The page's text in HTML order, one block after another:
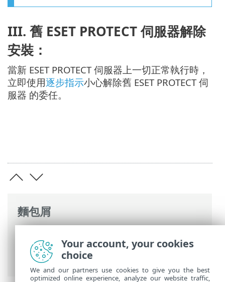
麵包屑
遷移並重新安裝 >在伺服器之間遷移> 全新
安裝 - 相同的 IP 位址
III. 舊 ESET PROTECT 伺服器解除
安裝：
當新 ESET PROTECT 伺服器上一切正常執行時，
立即使用逐步指示小心解除舊 ESET PROTECT 伺
服器 的委任。
Your account, your cookies
choice
We and our partners use cookies to give you the best
optimized online experience, analyze our website traffic,